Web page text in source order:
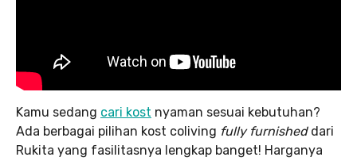
Kamu sedang cari kost nyaman sesuai kebutuhan?
Ada berbagai pilihan kost coliving fully furnished dari
Rukita yang fasilitasnya lengkap banget! Harganya